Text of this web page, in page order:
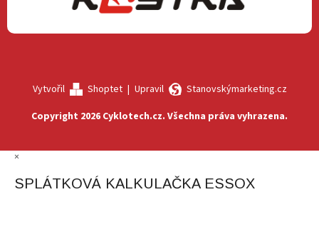
Vytvořil Shoptet| Upravil
Stanovskýmarketing.cz
Copyright 2026 Cyklotech.cz. Všechna práva vyhrazena.
×
SPLÁTKOVÁ KALKULAČKA ESSOX